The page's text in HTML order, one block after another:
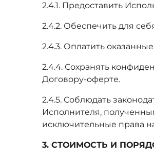
2.4.1. Предоставить
2.4.2. Обеспечить для
2.4.3. Оплатить
2.4.4. Сохранять
Договору-оферте.
2.4.5. Соблюдать
Исполнителя,
исключительные права
3. СТОИМОСТЬ И